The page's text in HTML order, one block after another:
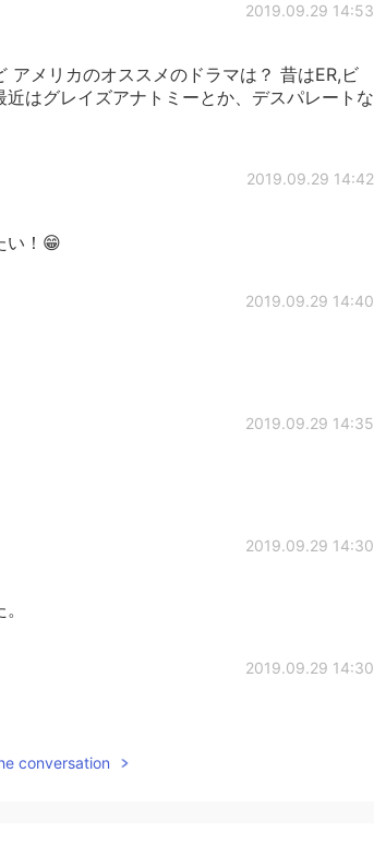
2019.09.29 14:53
メリカのオススメのドラマは？ 昔はER,ビ
はグレイズアナトミーとか、デスパレートな
2019.09.29 14:42
い！😁
2019.09.29 14:40
2019.09.29 14:35
2019.09.29 14:30
2019.09.29 14:30
conversation